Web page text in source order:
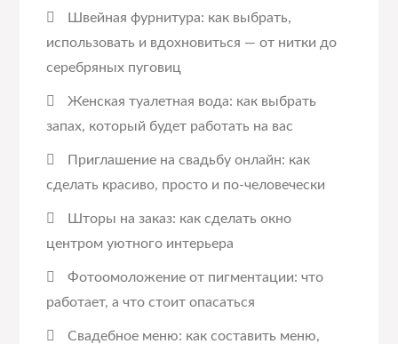
Швейная фурнитура: как выбрать,
использовать и вдохновиться — от нитки до
серебряных пуговиц
Женская туалетная вода: как выбрать
запах, который будет работать на вас
Приглашение на свадьбу онлайн: как
сделать красиво, просто и по-человечески
Шторы на заказ: как сделать окно
центром уютного интерьера
Фотоомоложение от пигментации: что
работает, а что стоит опасаться
Свадебное меню: как составить меню,